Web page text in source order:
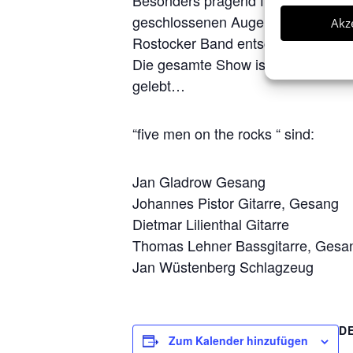
geschlossenen Augen meint
Rostocker Band entschieden…
Die gesamte Show ist aber
gelebt…
“five men on the rocks “ sind:
Jan Gladrow Gesang
Johannes Pistor Gitarre, Gesang
Dietmar Lilienthal Gitarre
Thomas Lehner Bassgitarre,
Jan Wüstenberg Schlagzeug
Zum Kalender hinzufügen